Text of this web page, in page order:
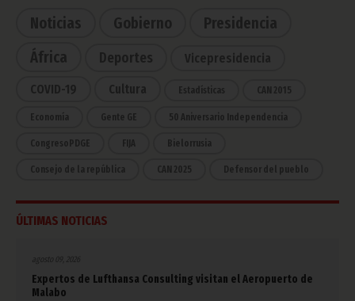
Noticias Gobierno
Presidencia
África
Deportes Vicepresidencia
COVID-19 Cultura Estadísticas CAN 2015
Economía Gente GE 50 Aniversario Independencia
CongresoPDGE FIJA Bielorrusia
Consejo de la república CAN 2025 Defensor del pueblo
ÚLTIMAS NOTICIAS
agosto 09, 2026
Expertos de Lufthansa Consulting visitan el Aeropuerto de
Malabo